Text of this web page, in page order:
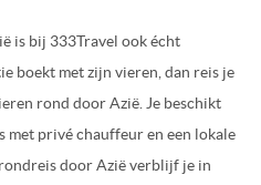
is bij 333Travel ook écht
boekt met zijn vieren, dan reis je
rond door Azië. Je beschikt
met privé chauffeur en een lokale
door Azië verblijf je in